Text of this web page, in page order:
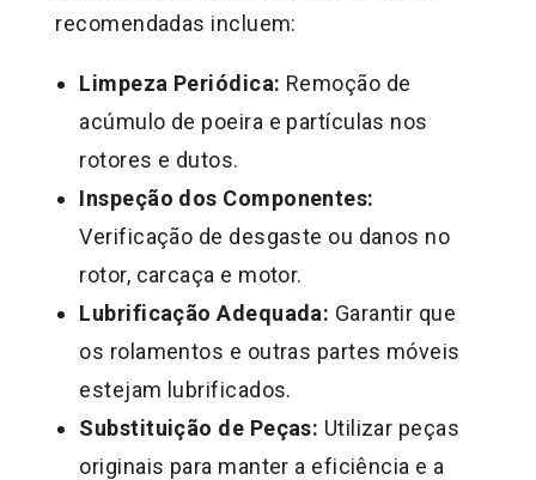
recomendadas incluem:
Limpeza Periódica: Remoção de
acúmulo de poeira e partículas nos
rotores e dutos.
Inspeção dos Componentes:
Verificação de desgaste ou danos no
rotor, carcaça e motor.
Lubrificação Adequada: Garantir que
os rolamentos e outras partes móveis
estejam lubrificados.
Substituição de Peças: Utilizar peças
originais para manter a eficiência e a